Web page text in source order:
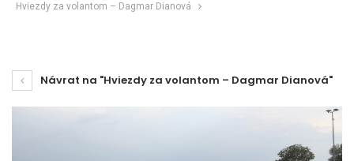
Hviezdy za volantom – Dagmar Dianová
Návrat na "Hviezdy za volantom – Dagmar Dianová"